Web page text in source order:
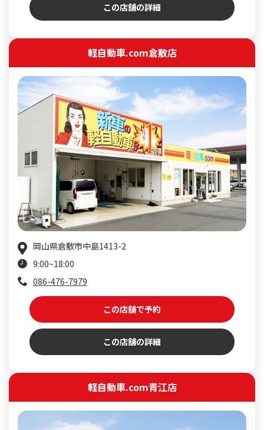
この店舗の詳細
軽自動車.com倉敷店
岡山県倉敷市中島1413-2
9:00~18:00
086-476-7979
この店舗で予約
この店舗の詳細
軽自動車.com青江店